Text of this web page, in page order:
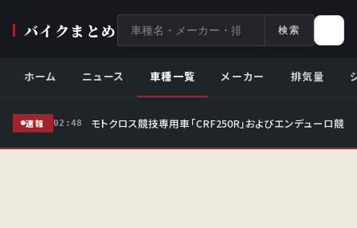
バイクまとめ
イ
内
索
検索
ホーム ニュース 車種一覧 メーカー 排気量
速報 02:48 モトクロス競技専用車「CRF250R」およびエンデューロ競